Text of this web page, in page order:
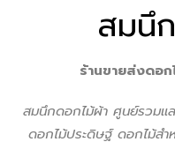
สมนึ
ร้านขายส่งดอ
สมนึกดอกไม้ผ้า ศูนย์รวมเ
ดอกไม้ประดิษฐ์ ดอกไม้ส